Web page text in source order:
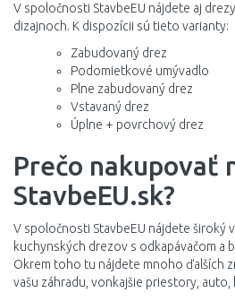
V spoločnosti StavbeEU nájdete aj
dizajnoch. K dispozícii sú tieto varianty:
Zabudovaný drez
Podomietkové umývadlo
Plne zabudovaný drez
Vstavaný drez
Úplne + povrchový drez
Prečo nakupovať
StavbeEU.sk?
V spoločnosti StavbeEU nájdete široký
kuchynských drezov s odkapávačom a
Okrem toho tu nájdete mnoho ďalších
vašu záhradu, vonkajšie priestory, auto,